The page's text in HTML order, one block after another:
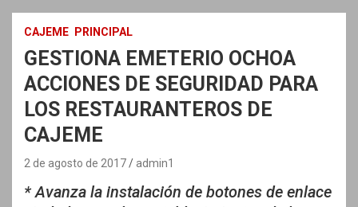
CAJEME PRINCIPAL
GESTIONA EMETERIO OCHOA
ACCIONES DE SEGURIDAD PARA
LOS RESTAURANTEROS DE
CAJEME
2 de agosto de 2017 admin1
* Avanza la instalación de botones de enlace